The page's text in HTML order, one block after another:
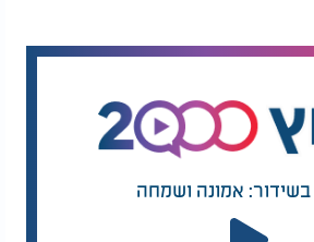
של רבי חיים מוולוז'ין שעזב
הרב היה שרוי בצער רב. לילה
הגאון מווילנא, בחלומו ואמר לו: אל
טעם את טעמה של תורה. הוא עוד
התלמיד התקדם רבות בלימודיו
לו את התפקיד הבכיר ביותר,
הוא ביקש שלושה ימים לחשוב.
בשידור: אמונה ושמחה